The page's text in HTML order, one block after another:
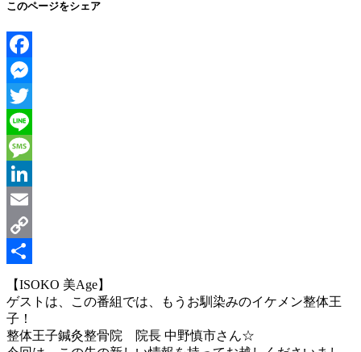
このページをシェア
Facebook
Messenger
Twitter
Line
Message
LinkedIn
Email
Copy
Link
共
有
【ISOKO 美Age】
ゲストは、この番組では、もうお馴染みのイケメン整体王
子！
整体王子鍼灸整骨院 院長 中野慎市さん☆